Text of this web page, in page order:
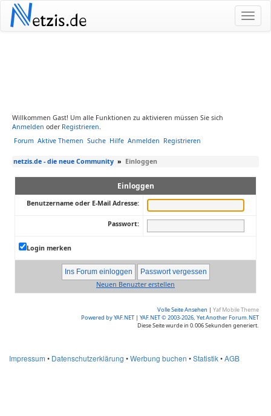
Netzis.de
Willkommen Gast! Um alle Funktionen zu aktivieren müssen Sie sich
Anmelden oder Registrieren.
Forum Aktive Themen Suche Hilfe Anmelden Registrieren
netzis.de - die neue Community » Einloggen
Einloggen
Benutzername oder E-Mail Adresse:
Passwort:
Login merken
Neuen Benuzter erstellen
Volle Seite Ansehen | Yaf Mobile Theme
Powered by YAF.NET | YAF.NET © 2003-2026, Yet Another Forum.NET
Diese Seite wurde in 0.006 Sekunden generiert.
Impressum • Datenschutzerklärung •Werbung buchen •Statistik•AGB